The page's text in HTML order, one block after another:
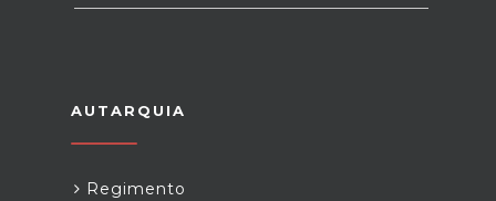
AUTARQUIA
Regimento